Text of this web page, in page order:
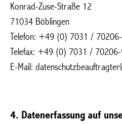
Konrad-Zuse-Straße 12
71034 Böblingen
Telefon: +49 (0) 7031 /
Telefax: +49 (0) 7031 /
E-Mail:
4. Datenerfassung auf